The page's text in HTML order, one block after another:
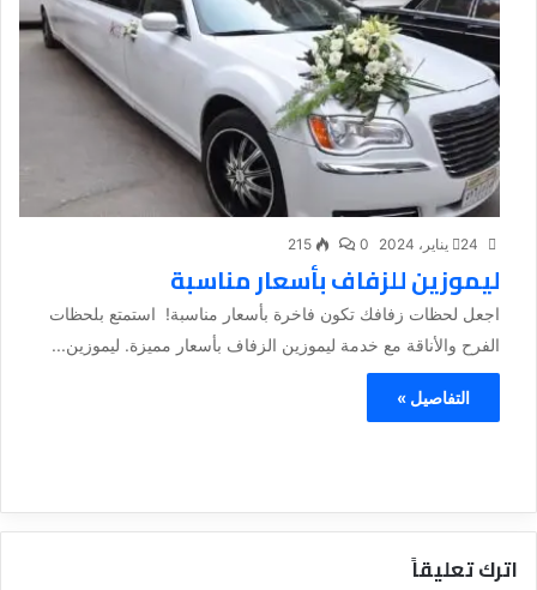
24 يناير، 2024 0
215
ليموزين للزفاف بأسعار مناسبة
اجعل لحظات زفافك تكون فاخرة بأسعار مناسبة! استمتع بلحظات
الفرح والأناقة مع خدمة ليموزين الزفاف بأسعار مميزة. ليموزين...
التفاصيل »
اترك تعليقاً